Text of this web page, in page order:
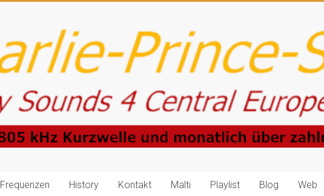
Frequenzen History Kontakt Malti Playlist Blog Web